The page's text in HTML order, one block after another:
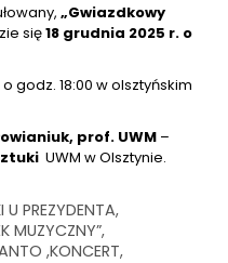
„Gwiazdkowy
się18 grudnia 2025 r. o
godz. 18:00 w olsztyńskim
prof. UWM –
UWM w Olsztynie.
PREZYDENTA
MUZYCZNY”
KONCERT